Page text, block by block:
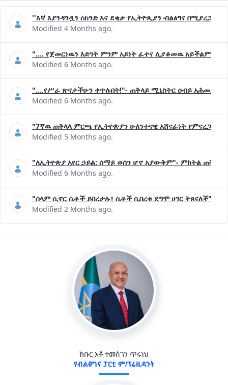
''እኛ እያንዳንዷን ሰከንድ እና ደቂቃ የኢትዮጲያን ብልፅግና
Modified 4 Months ago.
".... የጀመርነዉን እድገት ምንም አይነት ፈተና ሊያቆመዉ አይችልም"-
Modified 6 Months ago.
"....የሥራ ጽናታችሁን ቀጥሉበት!"- ጠቅላይ ሚኒስትር ዐብይ አሕመድ (ዶ/
Modified 6 Months ago.
"7ኛዉ ጠቅላላ ምርጫ የኢትዮጵያን ሁለንተናዊ አሸናፊነት
Modified 5 Months ago.
"ለኢትዮጵያ አየር ኃይል: ሰማይ ወሰን ሆኖ አያውቅም"- ምክትል ጠቅላይ
Modified 6 Months ago.
"ሰላም ሲኖር ሴቶች ይበረታሉ፣ ሴቶች ሲበረቱ ደግሞ ሀገር ትጸናለች"-
Modified 2 Months ago.
ክቡር አቶ ተመስገን ጥሩነህ
የብልፅግና ፓርቲ ም/ፕሬዚዳንት